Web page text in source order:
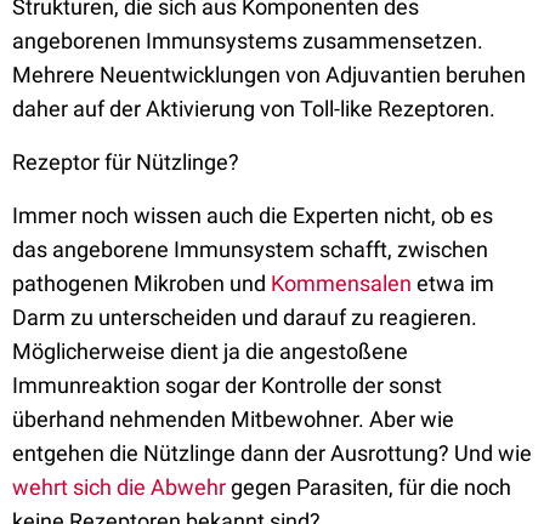
Strukturen, die sich aus Komponenten des
angeborenen Immunsystems zusammensetzen.
Mehrere Neuentwicklungen von Adjuvantien beruhen
daher auf der Aktivierung von Toll-like Rezeptoren.
Rezeptor für Nützlinge?
Immer noch wissen auch die Experten nicht, ob es
das angeborene Immunsystem schafft, zwischen
pathogenen Mikroben und Kommensalen etwa im
Darm zu unterscheiden und darauf zu reagieren.
Möglicherweise dient ja die angestoßene
Immunreaktion sogar der Kontrolle der sonst
überhand nehmenden Mitbewohner. Aber wie
entgehen die Nützlinge dann der Ausrottung? Und wie
wehrt sich die Abwehrgegen Parasiten, für die noch